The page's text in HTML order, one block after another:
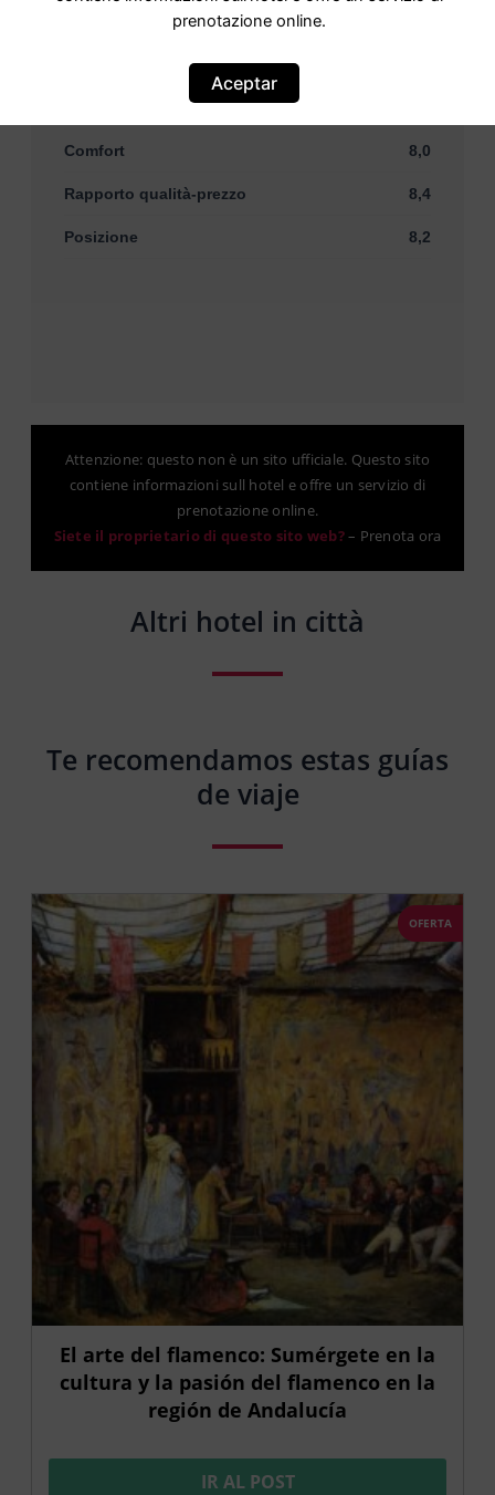
Comfort 8,0
Rapporto qualità-prezzo 8,4
Posizione 8,2
Attenzione: questo non è un sito ufficiale. Questo sito
contiene informazioni sull hotel e offre un servizio di
prenotazione online.
Siete il proprietario di questo sito web?– Prenota ora
Altri hotel in città
Te recomendamos estas guías
de viaje
OFERTA
El arte del flamenco: Sumérgete en la
cultura y la pasión del flamenco en la
región de Andalucía
IR AL POST
prenotazione online.
Aceptar